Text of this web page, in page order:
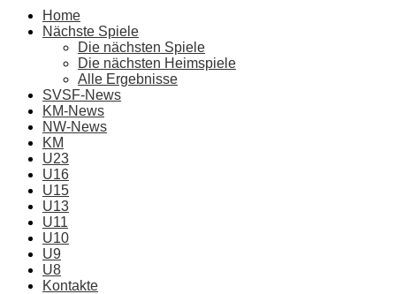
Home
Nächste Spiele
Die nächsten Spiele
Die nächsten Heimspiele
Alle Ergebnisse
SVSF-News
KM-News
NW-News
KM
U23
U16
U15
U13
U11
U10
U9
U8
Kontakte